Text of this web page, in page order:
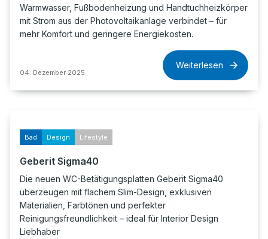
Warmwasser, Fußbodenheizung und Handtuchheizkörper
mit Strom aus der Photovoltaikanlage verbindet – für
mehr Komfort und geringere Energiekosten.
04. Dezember 2025
Weiterlesen
Bad Design Lifestyle
Geberit Sigma40
Die neuen WC-Betätigungsplatten Geberit Sigma40
überzeugen mit flachem Slim-Design, exklusiven
Materialien, Farbtönen und perfekter
Reinigungsfreundlichkeit – ideal für Interior Design
Liebhaber